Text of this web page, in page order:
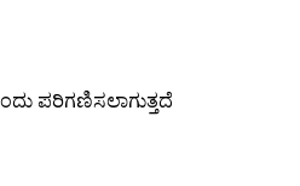
ಪರಿಗಣಿಸಲಾಗುತ್ತದೆ